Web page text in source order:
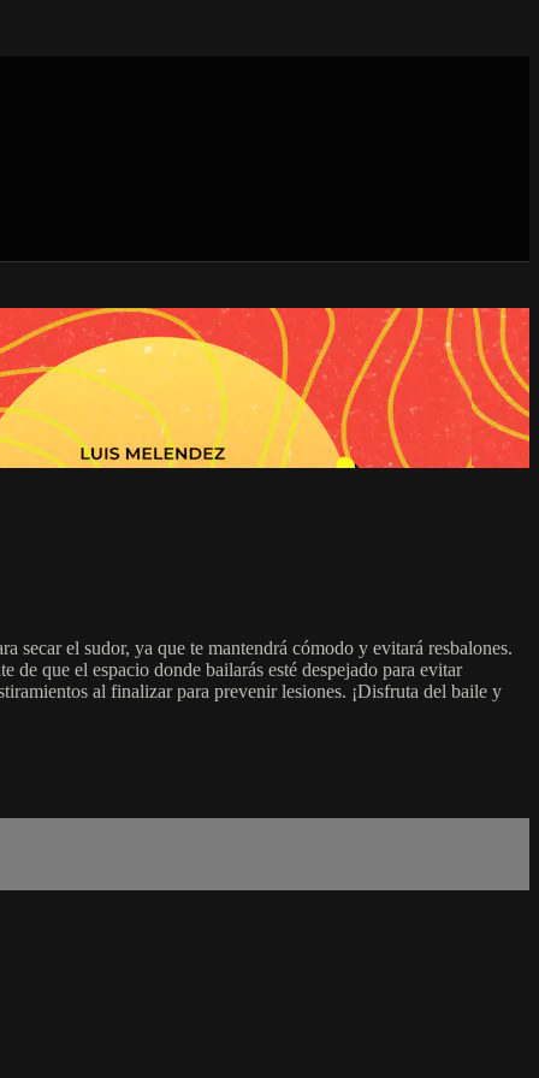
secar el sudor, ya que te mantendrá cómodo y evitará resbalones.
de que el espacio donde bailarás esté despejado para evitar
al finalizar para prevenir lesiones. ¡Disfruta del baile y